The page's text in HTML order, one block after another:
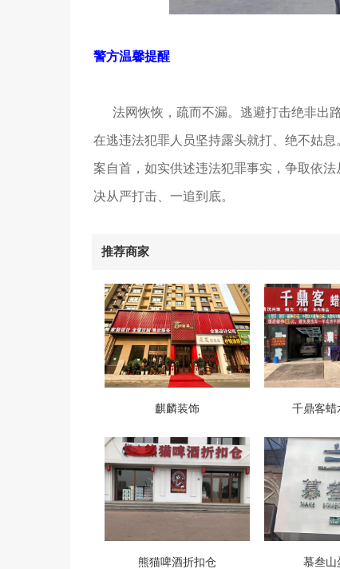
警方温馨提醒
法网恢恢，疏而不漏。逃避打击绝非出
在逃违法犯罪人员坚持露头就打、绝不姑
案自首，如实供述违法犯罪事实，争取依
决从严打击、一追到底。
推荐商家
麒麟装饰 千鼎客蜡
熊猫啤酒折扣仓 慕叁山